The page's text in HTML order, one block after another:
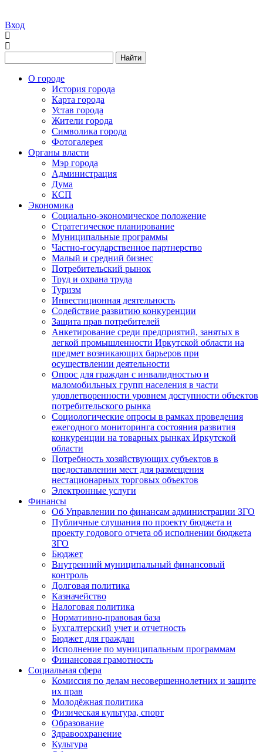
Вход
Найти
О городе
История города
Карта города
Устав города
Жители города
Символика города
Фотогалерея
Органы власти
Мэр города
Администрация
Дума
КСП
Экономика
Социально-экономическое положение
Стратегическое планирование
Муниципальные программы
Частно-государственное партнерство
Малый и средний бизнес
Потребительский рынок
Труд и охрана труда
Туризм
Инвестиционная деятельность
Содействие развитию конкуренции
Защита прав потребителей
Анкетирование среди предприятий, занятых в
легкой промышленности Иркутской области на
предмет возникающих барьеров при
осуществлении деятельности
Опрос для граждан с инвалидностью и
маломобильных групп населения в части
удовлетворенности уровнем доступности объектов
потребительского рынка
Социологические опросы в рамках проведения
ежегодного мониторинга состояния развития
конкуренции на товарных рынках Иркутской
области
Потребность хозяйствующих субъектов в
предоставлении мест для размещения
нестационарных торговых объектов
Электронные услуги
Финансы
Об Управлении по финансам администрации ЗГО
Публичные слушания по проекту бюджета и
проекту годового отчета об исполнении бюджета
ЗГО
Бюджет
Внутренний муниципальный финансовый
контроль
Долговая политика
Казначейство
Налоговая политика
Нормативно-правовая база
Бухгалтерский учет и отчетность
Бюджет для граждан
Исполнение по муниципальным программам
Финансовая грамотность
Социальная сфера
Комиссия по делам несовершеннолетних и защите
их прав
Молодёжная политика
Физическая культура, спорт
Образование
Здравоохранение
Культура